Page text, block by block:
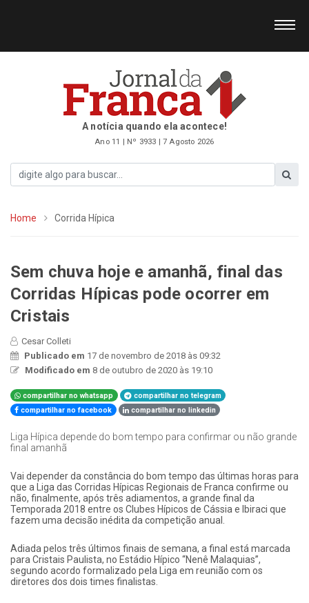
A notícia quando ela acontece!
Ano 11 | Nº 3933 | 7 Agosto 2026
Home Corrida Hípica
Sem chuva hoje e amanhã, final das
Corridas Hípicas pode ocorrer em
Cristais
Cesar Colleti
Publicado em 17 de novembro de 2018 às 09:32
Modificado em 8 de outubro de 2020 às 19:10
compartilhar no whatsapp
compartilhar no telegram
compartilhar no facebook
compartilhar no linkedin
Liga Hípica depende do bom tempo para confirmar ou não grande
final amanhã
​Vai depender da constância do bom tempo das últimas horas para
que a Liga das Corridas Hípicas Regionais de Franca confirme ou
não, finalmente, após três adiamentos, a grande final da
Temporada 2018 entre os Clubes Hípicos de Cássia e Ibiraci que
fazem uma decisão inédita da competição anual.
Adiada pelos três últimos finais de semana, a final está marcada
para Cristais Paulista, no Estádio Hípico “Nenê Malaquias”,
segundo acordo formalizado pela Liga em reunião com os
diretores dos dois times finalistas.